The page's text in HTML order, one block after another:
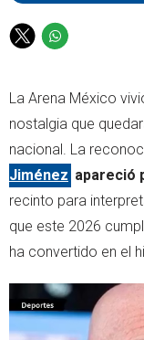
T
t
t
r
W
t
s
a
p
p
La Arena México
nostalgia que
nacional. La
Jiménez apareció
recinto para
que este 2026
ha convertido en el